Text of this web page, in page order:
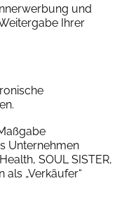
und
Ihrer
Unternehmen
SOUL SISTER,
„Verkäufer“